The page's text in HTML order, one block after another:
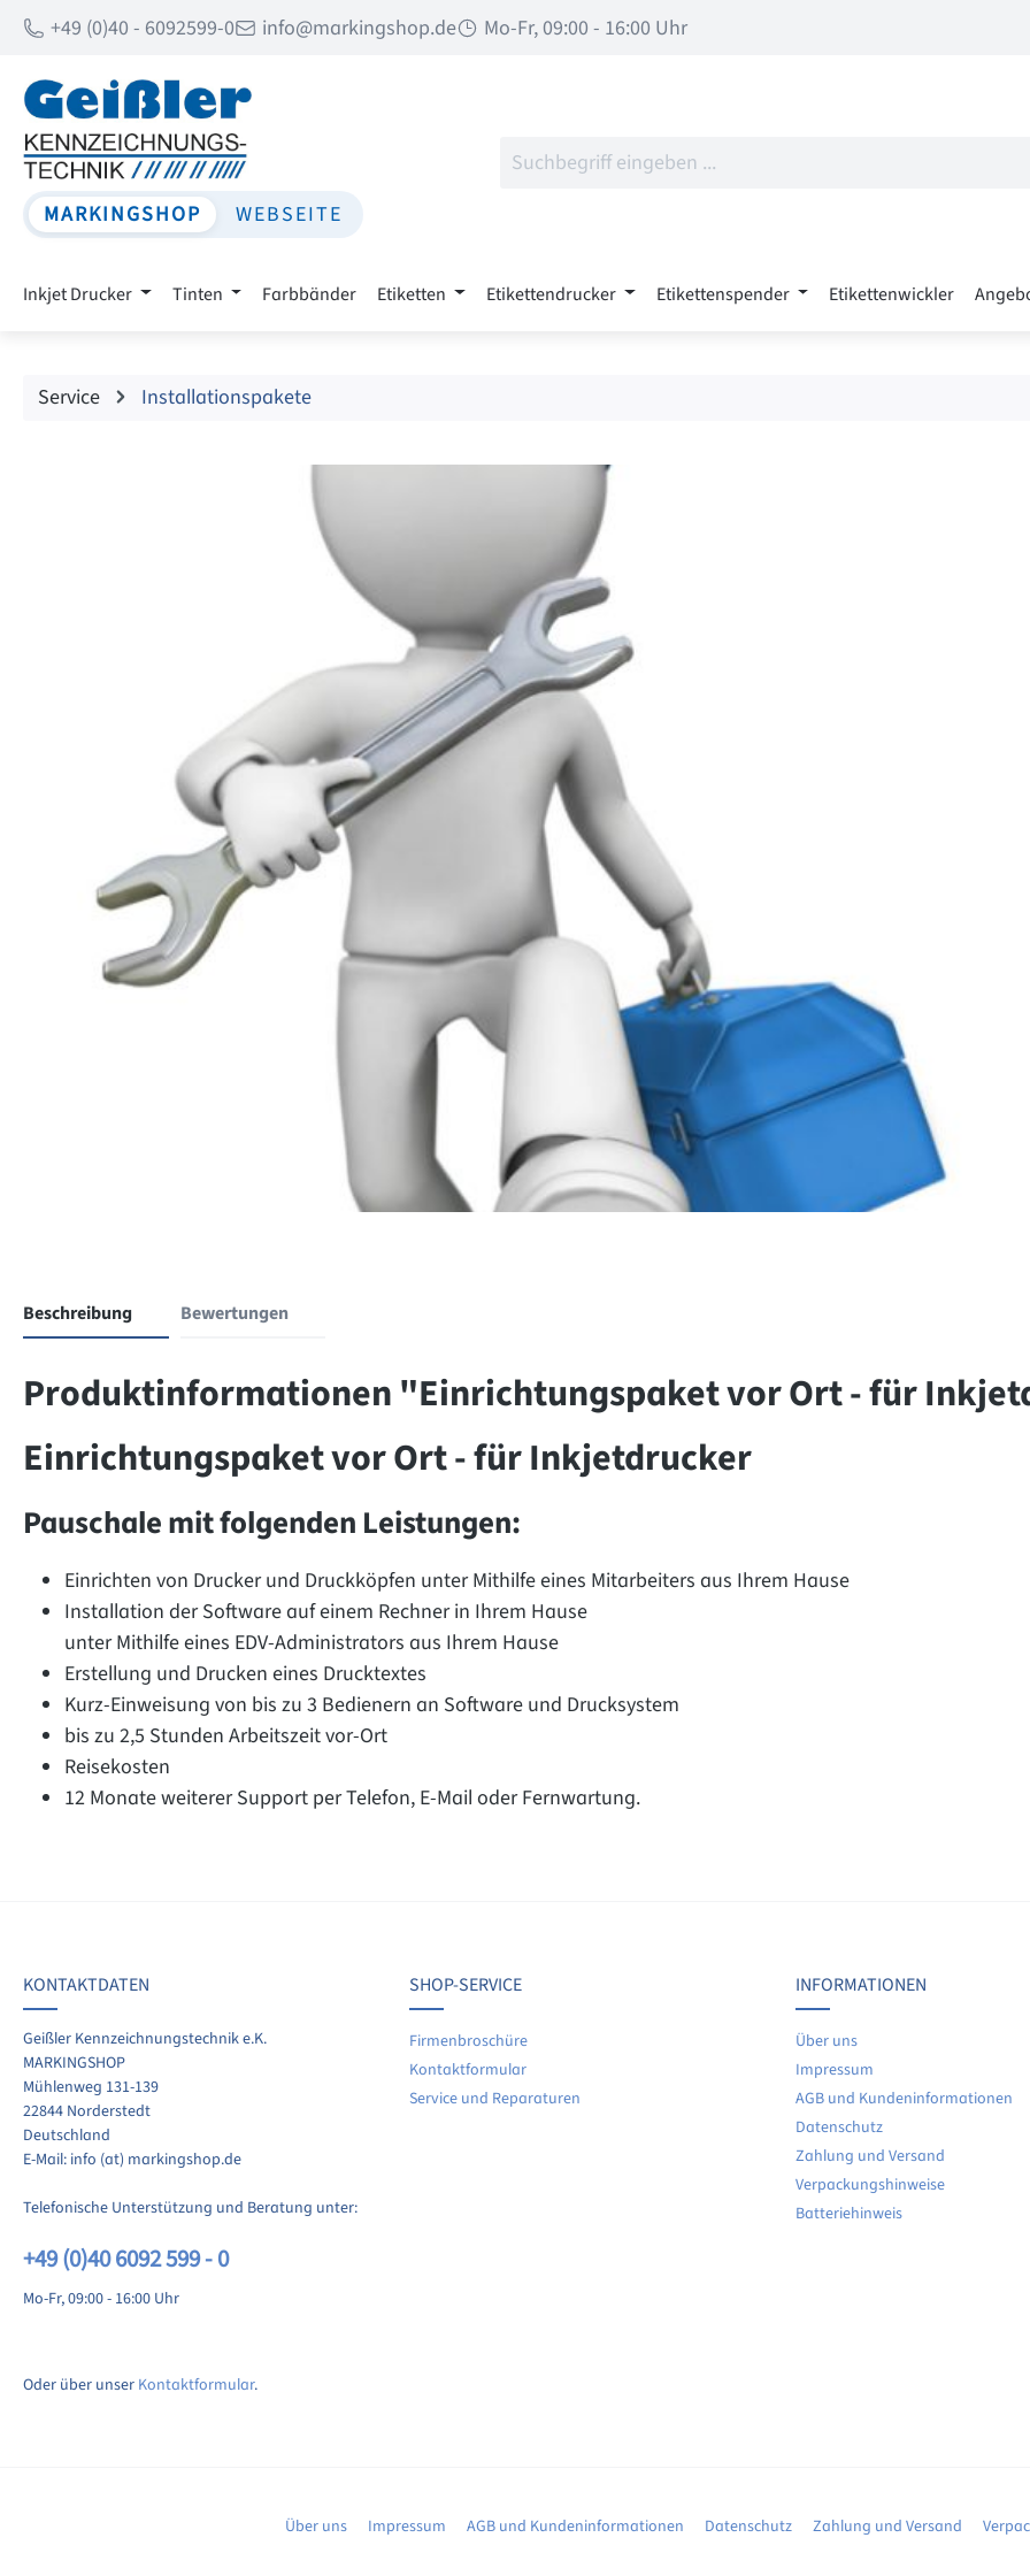
Hauptinhalt springen
Zur Suche springen
Zur Hauptnavigation springen
+49 (0)40 - 6092599-0 info@markingshop.de Mo-Fr, 09:00 - 16:00 Uhr
MARKINGSHOP WEBSEITE
Inkjet Drucker Tinten Farbbänder Etiketten Etikettendrucker Etikettenspender Etikettenwickler
Service Installationspakete
Beschreibung Bewertungen
Produktinformationen "Einrichtungspaket vor Ort - für
Einrichtungspaket vor Ort - für Inkjetdrucker
Pauschale mit folgenden Leistungen:
Einrichten von Drucker und Druckköpfen unter Mithilfe eines Mitarbeiters aus Ihrem Hause
Installation der Software auf einem Rechner in Ihrem Hause
unter Mithilfe eines EDV-Administrators aus Ihrem Hause
Erstellung und Drucken eines Drucktextes
Kurz-Einweisung von bis zu 3 Bedienern an Software und Drucksystem
bis zu 2,5 Stunden Arbeitszeit vor-Ort
Reisekosten
12 Monate weiterer Support per Telefon, E-Mail oder Fernwartung.
Sie Ihre Erfahrungen mit anderen Kunden.
schreiben
Keine Bewertungen gefunden. Teilen Sie Ihre
KONTAKTDATEN
Geißler Kennzeichnungstechnik e.K.
MARKINGSHOP
Mühlenweg 131-139
22844 Norderstedt
Deutschland
E-Mail: info (at) markingshop.de
Telefonische Unterstützung und Beratung unter:
+49 (0)40 6092 599 - 0
Mo-Fr, 09:00 - 16:00 Uhr
Oder über unser Kontaktformular.
SHOP-SERVICE
Firmenbroschüre
Kontaktformular
Service und Reparaturen
INFORMATIONEN
Über uns
Impressum
AGB und Kundeninformationen
Datenschutz
Zahlung und Versand
Verpackungshinweise
Batteriehinweis
Über uns Impressum AGB und Kundeninformationen Datenschutz Zahlung und Versand